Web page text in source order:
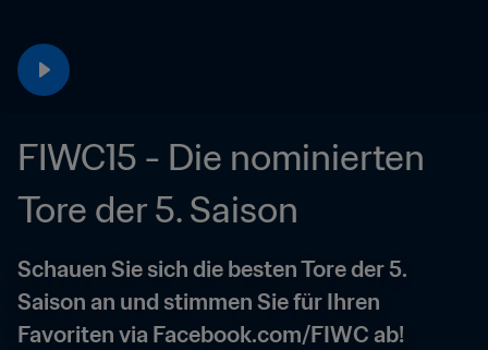
FIWC15 - Die nominierten
Tore der 5. Saison
Schauen Sie sich die besten Tore der 5.
Saison an und stimmen Sie für Ihren
Favoriten via Facebook.com/FIWC ab!